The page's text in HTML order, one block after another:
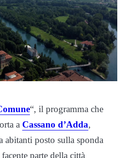
“, il programma che
a Cassano d’Adda,
abitanti posto sulla sponda
parte della città